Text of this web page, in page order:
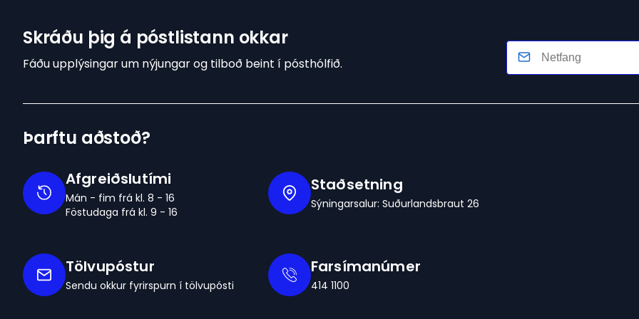
Skráðu þig á póstlistann okkar
Fáðu upplýsingar um nýjungar og tilboð beint í pósthólfið.
Þarftu aðstoð?
Afgreiðslutími
Mán - fim frá kl. 8 - 16
Föstudaga frá kl. 9 - 16
Staðsetning
Sýningarsalur: Suðurlandsbraut 26
Tölvupóstur
Sendu okkur fyrirspurn í tölvupósti
Farsímanúmer
414 1100